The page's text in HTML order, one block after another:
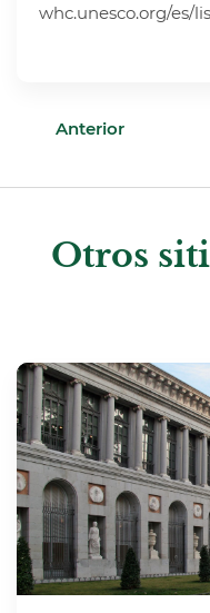
whc.unesco.org/es/
Anterior
Otros